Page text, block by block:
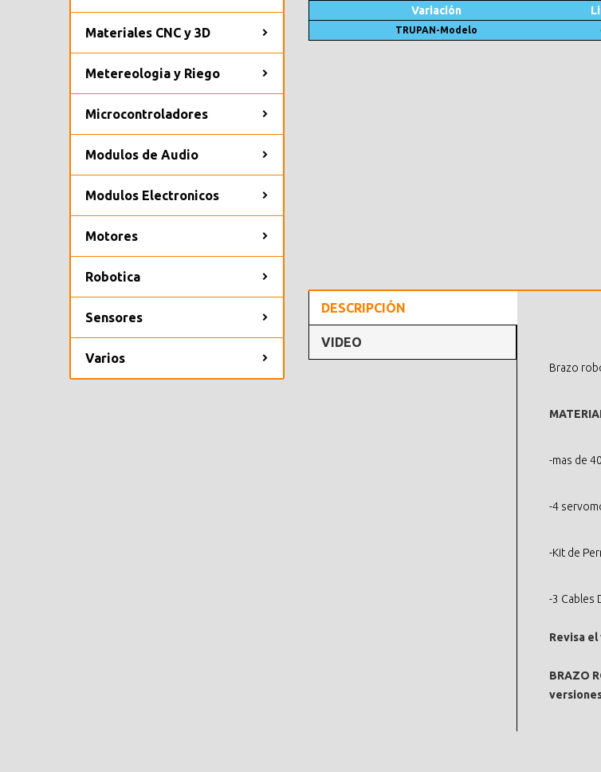
Materiales CNC y 3D
Metereologia y Riego
Microcontroladores
Modulos de Audio
Modulos Electronicos
Motores
Robotica
Sensores
Varios
Variación
TRUPAN-Modelo
DESCRIPCIÓN
VIDEO
Brazo
-mas de
-4
-Kit de
-3 Cables
Revisa
BRAZO